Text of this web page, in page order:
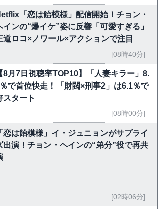
「恋は飴模様」配信開始！チョン・
インの“爆イケ”姿に反響「可愛すぎる」
道ロコ×ノワール×アクションで注目
[08時40分]
8月7日視聴率TOP10】「人妻キラー」8.
で首位快走！「財閥×刑事2」は6.1％で
スタート
[08時00分]
恋は飴模様」イ・ジュニョンがサプライ
出演！チョン・ヘインの“弟分”役で再共
[02時06分]